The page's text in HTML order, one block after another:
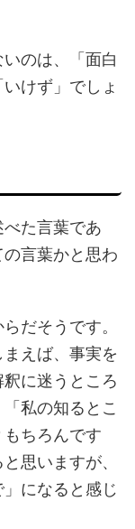
のは、「面白
けず」でしょ
た言葉であ
言葉かと思わ
だそうです。
まえば、事実を
に迷うところ
私の知るとこ
ちろんです
思いますが、
」になると感じ